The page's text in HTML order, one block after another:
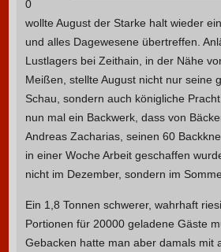
0
wollte August der Starke halt wieder
und alles Dagewesene übertreffen.
Lustlagers bei Zeithain, in der Nähe
Meißen, stellte August nicht nur seine
Schau, sondern auch königliche
nun mal ein Backwerk, dass von
Andreas Zacharias, seinen 60
in einer Woche Arbeit geschaffen
nicht im Dezember, sondern im
Ein 1,8 Tonnen schwerer, wahrhaft
Portionen für 20000 geladene Gäste
Gebacken hatte man aber damals mit